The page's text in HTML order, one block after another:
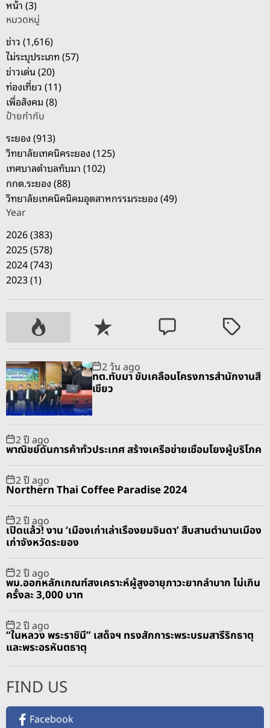
ห
รั
บ
:
หน้า (3)
หมวดหมู่
ข่าว (1,616)
ไม่ระบุประเภท (57)
ข่าวเด่น (20)
ท่องเที่ยว (11)
เพื่อสังคม (8)
ป้ายกำกับ
ระยอง (913)
วิทยาลัยเทคนิคระยอง (125)
เทศบาลตำบลทับมา (102)
กกต.ระยอง (88)
วิทยาลัยเทคนิคนิคมอุตสาหกรรมระยอง (49)
Year
2026 (383)
2025 (578)
2024 (743)
2023 (1)
P
o
u
l
a
r
R
e
e
n
C
o
m
e
T
g
e
2 วัน ago
ทต.ทับมา ขับเคลื่อนโครงการสำนักงานสี
เขียว
2 ปี ago
พาณิชย์ดันการค้าทั่วประเทศ สร้างเครือข่ายเชื่อมโยงผู้บริโภค
2 ปี ago
Northern Thai Coffee Paradise 2024
2 ปี ago
เปิดแล้ว! งาน ‘เมืองเก่าเล่าเรื่องยมจินดา’ สืบสานตำนานเมือง
เก่าจังหวัดระยอง
2 ปี ago
พม.ออกหลักเกณฑ์สงเคราะห์ผู้สูงอายุภาวะยากลำบาก ไม่เกิน
ครั้งละ 3,000 บาท
2 ปี ago
“ในหลวง พระราชินี” เสด็จฯ ทรงสักการะพระบรมสารีริกธาตุ
และพระอรหันตธาตุ
FIND US
Facebook